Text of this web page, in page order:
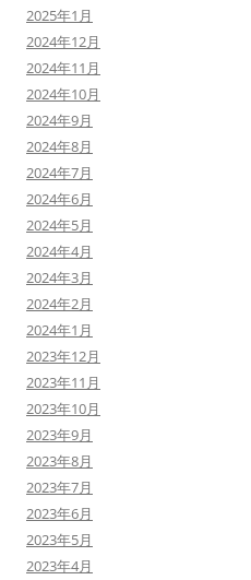
2025年1月
2024年12月
2024年11月
2024年10月
2024年9月
2024年8月
2024年7月
2024年6月
2024年5月
2024年4月
2024年3月
2024年2月
2024年1月
2023年12月
2023年11月
2023年10月
2023年9月
2023年8月
2023年7月
2023年6月
2023年5月
2023年4月